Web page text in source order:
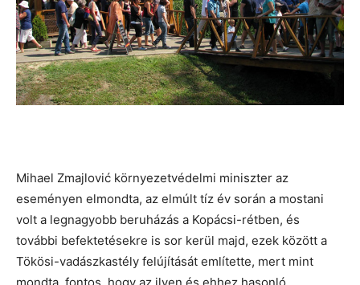
Mihael Zmajlović környezetvédelmi miniszter az
eseményen elmondta, az elmúlt tíz év során a mostani
volt a legnagyobb beruházás a Kopácsi-rétben, és
további befektetésekre is sor kerül majd, ezek között a
Tökösi-vadászkastély felújítását említette, mert mint